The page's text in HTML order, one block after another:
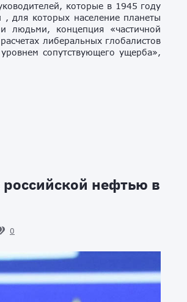
которые в 1945 году
для которых население планеты
людьми, концепция «частичной
либеральных глобалистов
сопутствующего ущерба»,
нефтью в
0